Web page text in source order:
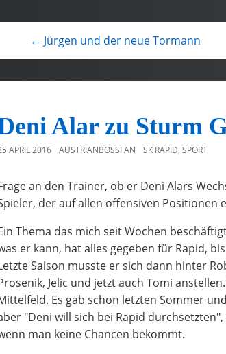
← Jürgen und der neue Tormann
Alar zu Sturm
APRIL 2016 AUSTRIANBOSSFAN SK RAPID, SPORT
an den Trainer, ob er Deni Alars
der auf allen offensiven Positionen
Thema das mich seit Wochen
er kann, hat alles gegeben für Rapid,
Saison musste er sich dann hinter
Jelic und jetzt auch Tomi
Es gab schon letzten Sommer
"Deni will sich bei Rapid
man keine Chancen bekommt.